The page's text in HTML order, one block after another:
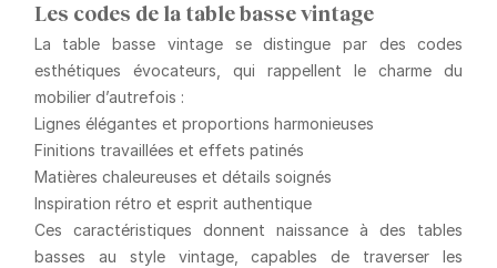
Les codes de la table basse vintage
La table basse vintage se distingue par des codes
esthétiques évocateurs, qui rappellent le charme du
mobilier d’autrefois :
Lignes élégantes et proportions harmonieuses
Finitions travaillées et effets patinés
Matières chaleureuses et détails soignés
Inspiration rétro et esprit authentique
Ces caractéristiques donnent naissance à des tables
basses au style vintage, capables de traverser les